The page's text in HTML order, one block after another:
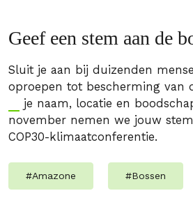
Geef een stem aan de
Sluit je aan bij duizenden
oproepen tot bescherming van
je naam, locatie en
november nemen we jouw
COP30-klimaatconferentie.
#Amazone #Bossen